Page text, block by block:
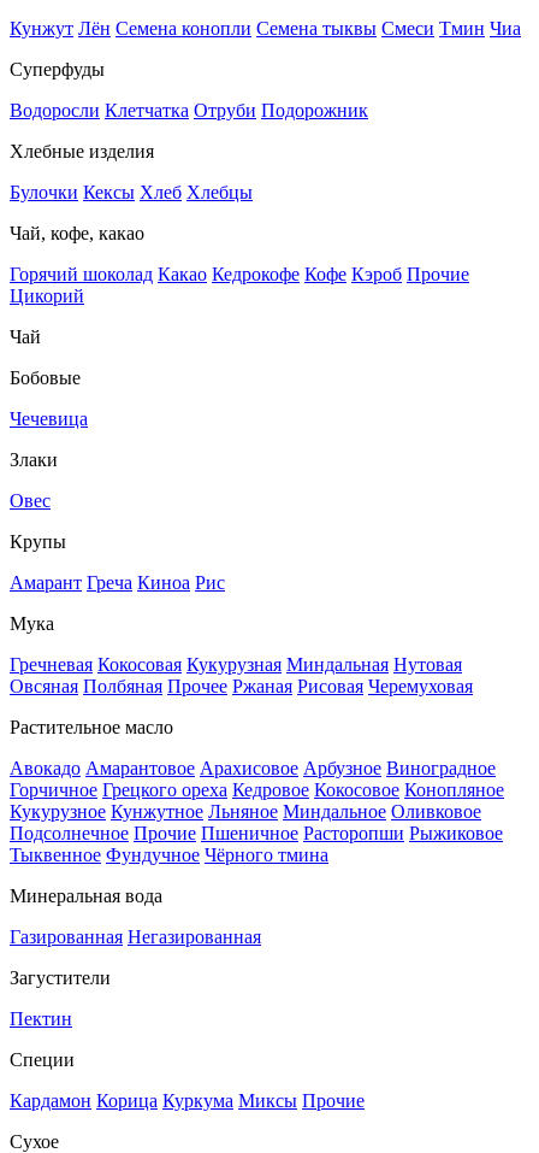
Кунжут Лён Семена конопли Семена тыквы Смеси Тмин Чиа
Суперфуды
Водоросли Клетчатка Отруби Подорожник
Хлебные изделия
Булочки Кексы Хлеб Хлебцы
Чай, кофе, какао
Горячий шоколад Какао Кедрокофе Кофе Кэроб Прочие
Цикорий
Чай
Бобовые
Чечевица
Злаки
Овес
Крупы
Амарант Греча Киноа Рис
Мука
Гречневая Кокосовая Кукурузная Миндальная Нутовая
Овсяная Полбяная Прочее Ржаная Рисовая Черемуховая
Растительное масло
Авокадо Амарантовое Арахисовое Арбузное Виноградное
Горчичное Грецкого ореха Кедровое Кокосовое Конопляное
Кукурузное Кунжутное Льняное Миндальное Оливковое
Подсолнечное Прочие Пшеничное Расторопши Рыжиковое
Тыквенное Фундучное Чёрного тмина
Минеральная вода
Газированная Негазированная
Загустители
Пектин
Специи
Кардамон Корица Куркума Миксы Прочие
Сухое